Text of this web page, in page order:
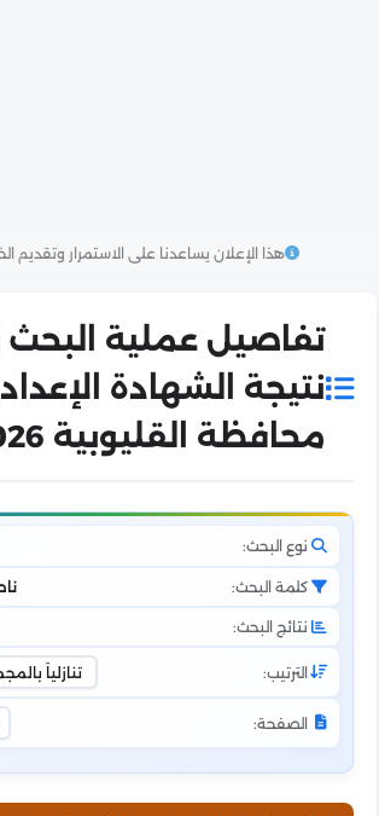
هذا الإعلان يساعدنا على الاستمرار وتقديم
تفاصيل عملية
نتيجة الشهادة
محافظة القليوبية 2026
نوع البحث:
كلمة البحث:
نتائج البحث:
الترتيب:
الصفحة: